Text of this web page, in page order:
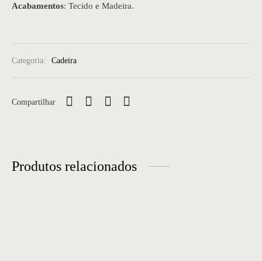
Acabamentos: Tecido e Madeira.
Categoria: Cadeira
Compartilhar
Produtos relacionados